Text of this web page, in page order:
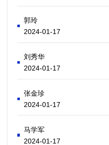
郭玲
2024-01-17
刘秀华
2024-01-17
张金珍
2024-01-17
马学军
2024-01-17